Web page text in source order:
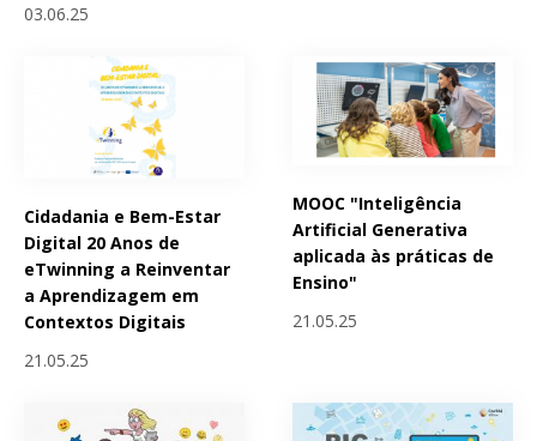
03.06.25
Cidadania e Bem-Estar
Digital 20 Anos de
eTwinning a Reinventar
a Aprendizagem em
Contextos Digitais
21.05.25
MOOC "Inteligência
Artificial Generativa
aplicada às práticas de
Ensino"
21.05.25